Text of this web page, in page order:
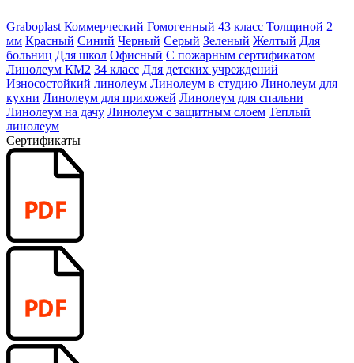
Graboplast Коммерческий Гомогенный 43 класс Толщиной 2
мм Красный Синий Черный Серый Зеленый Желтый Для
больниц Для школ Офисный С пожарным сертификатом
Линолеум КМ2 34 класс Для детских учреждений
Износостойкий линолеум Линолеум в студию Линолеум для
кухни Линолеум для прихожей Линолеум для спальни
Линолеум на дачу Линолеум с защитным слоем Теплый
линолеум
Сертификаты